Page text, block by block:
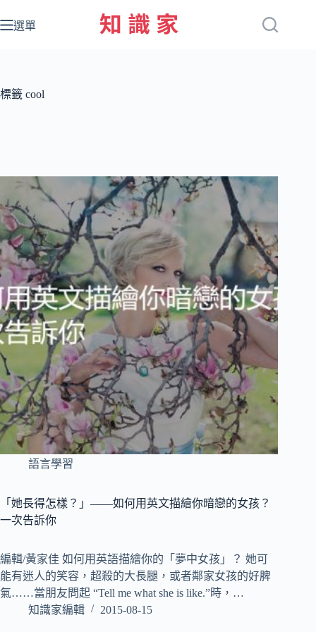
至
容
選單
標籤 cool
語言學習
「她長得怎樣？」——如何用英文描繪你暗戀的女孩？
一次告訴你
編輯/黃家佳 如何用英語描繪你的「夢中女孩」？ 她可
能有迷人的笑容，超殺的大長腿，或者鄰家女孩的好脾
氣……當朋友問起 “Tell me what she is like.”時，…
知識家編輯
2015-08-15